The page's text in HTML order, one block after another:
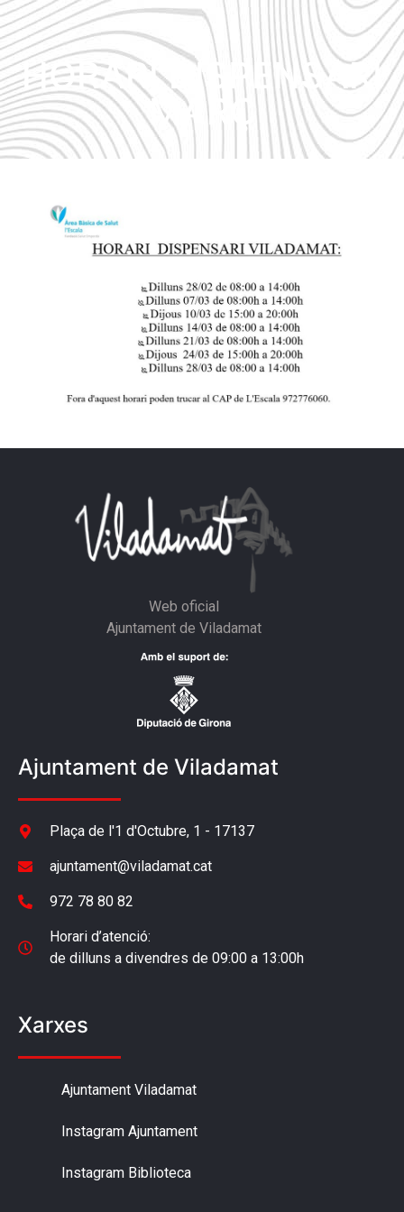
HORARI DISPENSARI
MARÇ
Web oficial
Ajuntament de Viladamat
Ajuntament de Viladamat
Plaça de l'1 d'Octubre, 1 - 17137
ajuntament@viladamat.cat
972 78 80 82
Horari d’atenció:
de dilluns a divendres de 09:00 a 13:00h
Xarxes
Ajuntament Viladamat
Instagram Ajuntament
Instagram Biblioteca